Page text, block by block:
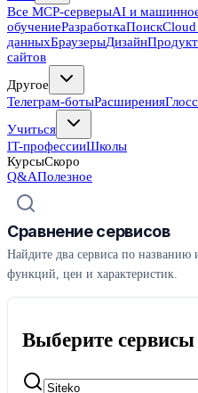
Все MCP-серверыAI и
обучениеРазработкаПоиск
данныхБраузерыДизайн
сайтов
Другое
Телеграм-ботыРасширения
Учиться
IT-профессииШколы
КурсыСкоро
Q&AПолезное
Сравнение сервисов
Найдите два сервиса по названию
функций, цен и характеристик.
Выберите сервисы